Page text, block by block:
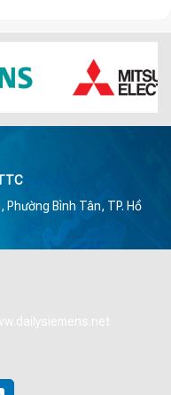
Bình Tân, TP. Hồ